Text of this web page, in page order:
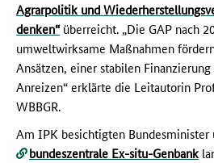
Agrarpolitik und
denken“ überreicht. „Die GAP nach
umweltwirksame Maßnahmen
Ansätzen, einer stabilen
Anreizen“ erklärte die Leitautorin
WBBGR.
Am IPK besichtigten Bundesminister
bundeszentrale Ex-situ-Genbank